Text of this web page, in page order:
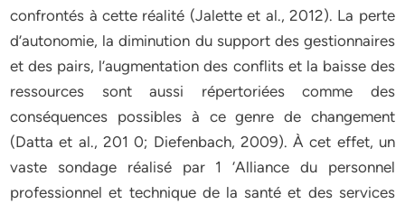
confrontés à cette réalité (Jalette et al., 2012). La perte
d’autonomie, la diminution du support des gestionnaires
et des pairs, l’augmentation des conflits et la baisse des
ressources sont aussi répertoriées comme des
conséquences possibles à ce genre de changement
(Datta et al., 201 0; Diefenbach, 2009). À cet effet, un
vaste sondage réalisé par 1 ‘Alliance du personnel
professionnel et technique de la santé et des services